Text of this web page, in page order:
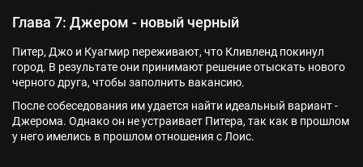
Глава 7: Джером - новый черный
Питер, Джо и Куагмир переживают, что Кливленд покинул
город. В результате они принимают решение отыскать нового
черного друга, чтобы заполнить вакансию.
После собеседования им удается найти идеальный вариант -
Джерома. Однако он не устраивает Питера, так как в прошлом
у него имелись в прошлом отношения с Лоис.